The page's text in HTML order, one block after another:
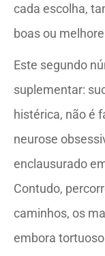
cada escolha,
boas ou
Este segundo
suplementar:
histérica, não é
neurose
enclausurado
Contudo,
caminhos, os
embora